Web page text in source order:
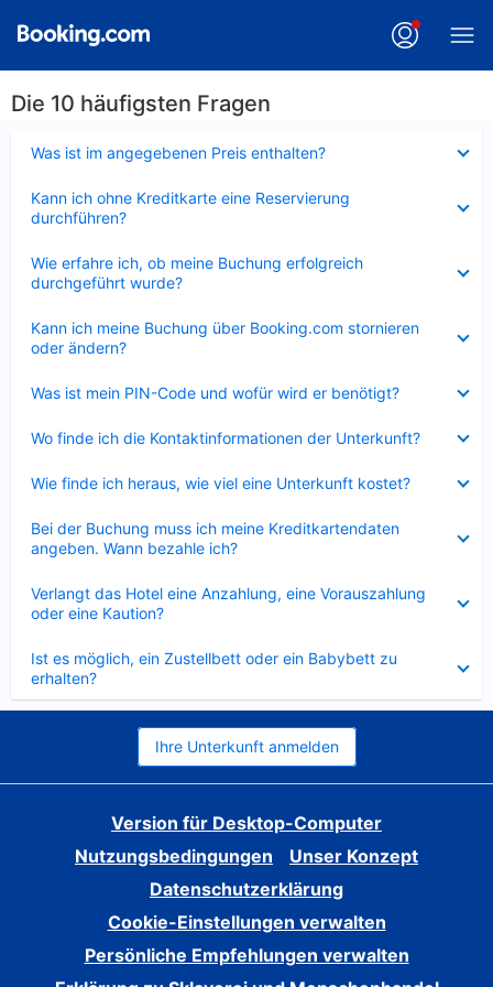
Die 10 häufigsten Fragen
Was ist im angegebenen Preis enthalten?
Kann ich ohne Kreditkarte eine Reservierung
durchführen?
Wie erfahre ich, ob meine Buchung erfolgreich
durchgeführt wurde?
Kann ich meine Buchung über Booking.com stornieren
oder ändern?
Was ist mein PIN-Code und wofür wird er benötigt?
Wo finde ich die Kontaktinformationen der Unterkunft?
Wie finde ich heraus, wie viel eine Unterkunft kostet?
Bei der Buchung muss ich meine Kreditkartendaten
angeben. Wann bezahle ich?
Verlangt das Hotel eine Anzahlung, eine Vorauszahlung
oder eine Kaution?
Ist es möglich, ein Zustellbett oder ein Babybett zu
erhalten?
Ihre Unterkunft anmelden
Version für Desktop-Computer
Nutzungsbedingungen
Unser Konzept
Datenschutzerklärung
Cookie-Einstellungen verwalten
Persönliche Empfehlungen verwalten